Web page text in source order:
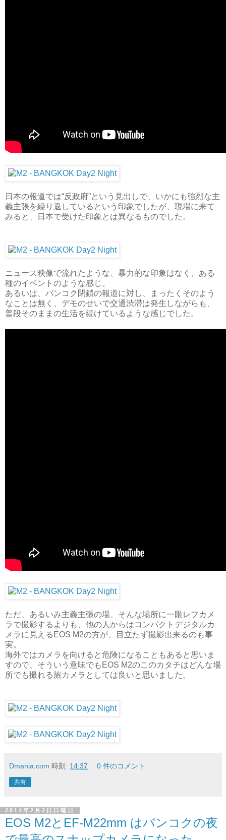
日本の報道では“反政府”という見出しで、いかにも強烈な主
義主張を繰り返しているという印象でしたが、現場に来て
みると、日本で受けた印象とは異なるものでした。
ニュース映像で流れたような、暴力的な印象はなく、ある
種のイベントのような感じ。
あるいは、バンコク閉鎖の報道に対し、まったくそのよう
なことは無く、デモのせいで交通渋滞は発生しながらも、
普段そのままの生活を続けているような感じでした。
ただ、あるいみ主義主張の場、そんな場所に一眼レフカメ
ラで撮影するよりも、他の人からはコンパクトデジタルカ
メラに見えるEOS M2の方が、目立たず撮影出来るのも事
実。
海外ではカメラを向けると危険になることもあると思いま
すので、そういう意味でもEOS M2のこのカタチはどんな場
所でも撮れる旅カメラとしては良いと思いました。
Dmania.com 時刻: 14:37 0 件のコメント:
共有
2014年2月2日日曜日
EOS M2とEF-M22mm はバンコクの夜